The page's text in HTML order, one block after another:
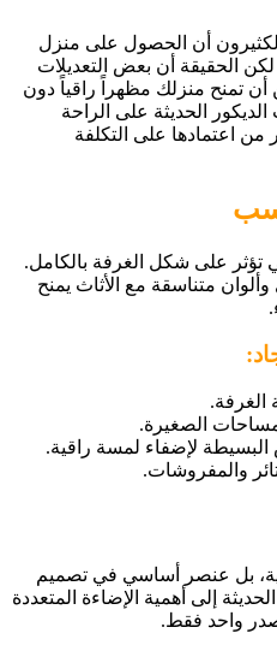
أن الحصول على منزل
الحقيقة أن بعض التعديلات
أن تمنح منزلك مظهراً راقياً دون
الحديثة على الراحة
من اعتمادها على التكلفة
تؤثر على شكل الغرفة بالكامل.
متناسقة مع الأثاث يمنح
الغرفة.
الصغيرة.
لإضفاء لمسة راقية.
والمفروشات.
بل عنصر أساسي في تصميم
إلى أهمية الإضاءة المتعددة
واحد فقط.